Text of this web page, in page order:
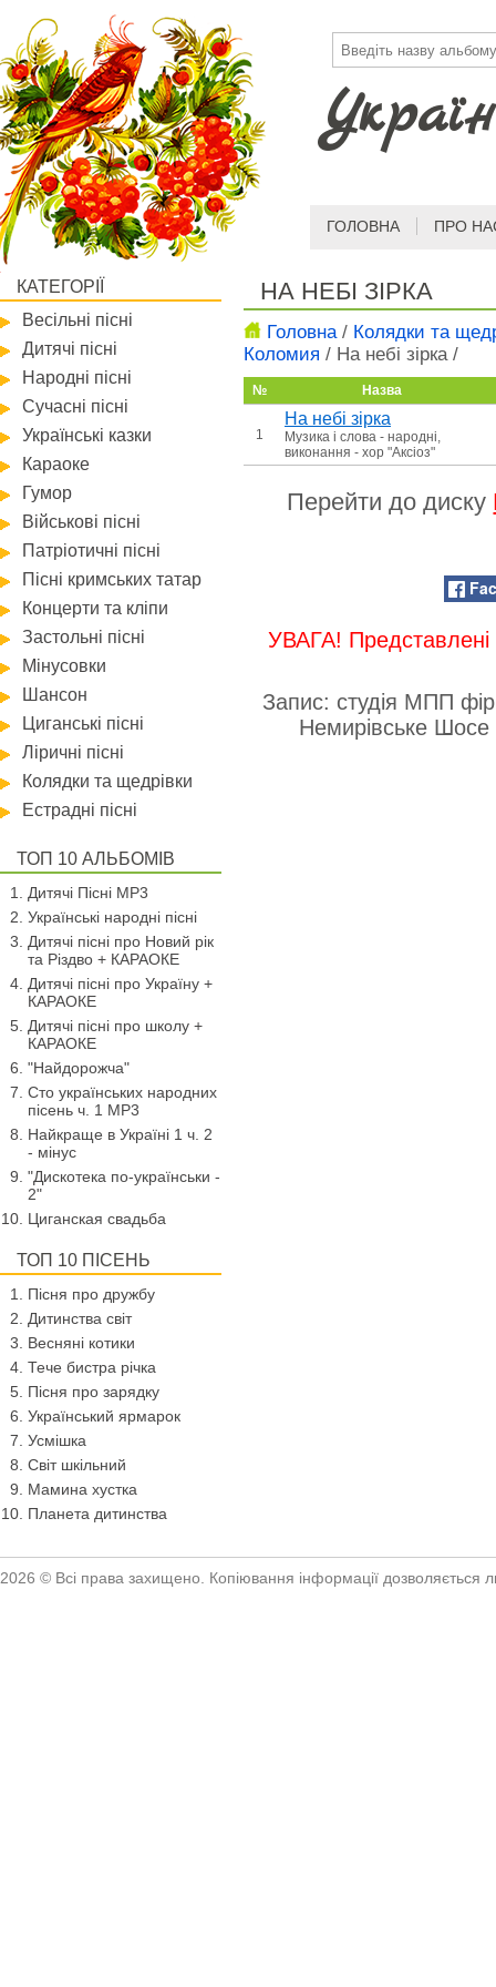
ГОЛОВНА ПРО
КАТЕГОРІЇ
Весільні пісні
Дитячі пісні
Народні пісні
Сучасні пісні
Українські казки
Караоке
Гумор
Військові пісні
Патріотичні пісні
Пісні кримських татар
Концерти та кліпи
Застольні пісні
Мінусовки
Шансон
Циганські пісні
Ліричні пісні
Колядки та щедрівки
Естрадні пісні
ТОП 10 АЛЬБОМІВ
Дитячі Пісні MP3
Українські народні пісні
Дитячі пісні про Новий рік
та Різдво + КАРАОКЕ
Дитячі пісні про Україну +
КАРАОКЕ
Дитячі пісні про школу +
КАРАОКЕ
"Найдорожча"
Сто українських народних
пісень ч. 1 МР3
Найкраще в Україні 1 ч. 2
- мінус
"Дискотека по-українськи -
2"
Циганская свадьба
ТОП 10 ПІСЕНЬ
Пісня про дружбу
Дитинства світ
Весняні котики
Тече бистра річка
Пісня про зарядку
Український ярмарок
Усмішка
Світ шкільний
Мамина хустка
Планета дитинства
НА НЕБІ ЗІРКА
Головна/ Колядки та
Коломия / На небі зірка/
№ Назва
1
На небі зірка
Музика і слова - народні,
виконання - хор "Аксіоз"
Перейти до диску
УВАГА! Представлені
Запис: студія МПП
Немирівське
2026 © Всі права захищено. Копіювання інформації дозволяється